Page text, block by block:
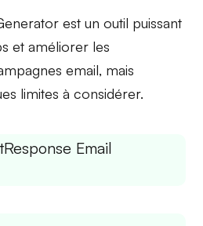
est un outil puissant
et améliorer les
email, mais
limites à considérer.
Email